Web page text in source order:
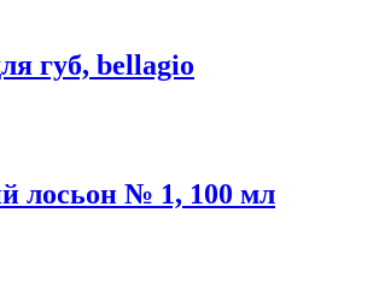
губ, bellagio
лосьон № 1, 100 мл